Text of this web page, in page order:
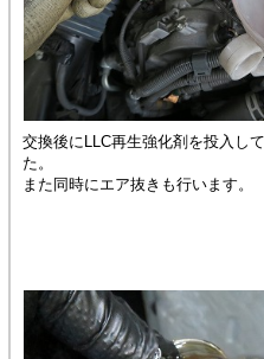
交換後にLLC再生強化剤を投入し
た。
また同時にエア抜きも行います。